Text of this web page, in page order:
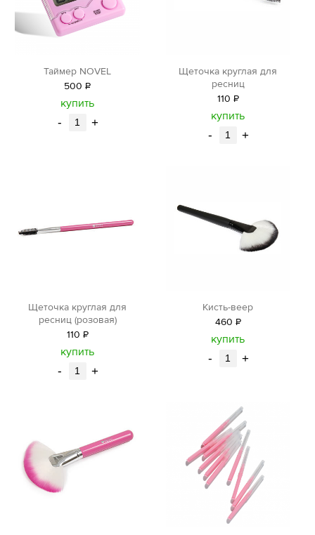
Таймер NOVEL
500 Р
уб.
купить
- +
Щеточка круглая для
ресниц
110 Р
уб.
купить
- +
Щеточка круглая для
ресниц (розовая)
110 Р
уб.
купить
- +
Кисть-веер
460 Р
уб.
купить
- +